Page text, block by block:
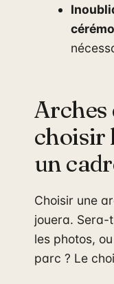
Arches
choisir
un
Choisir une
jouera.
les photos,
parc ? Le